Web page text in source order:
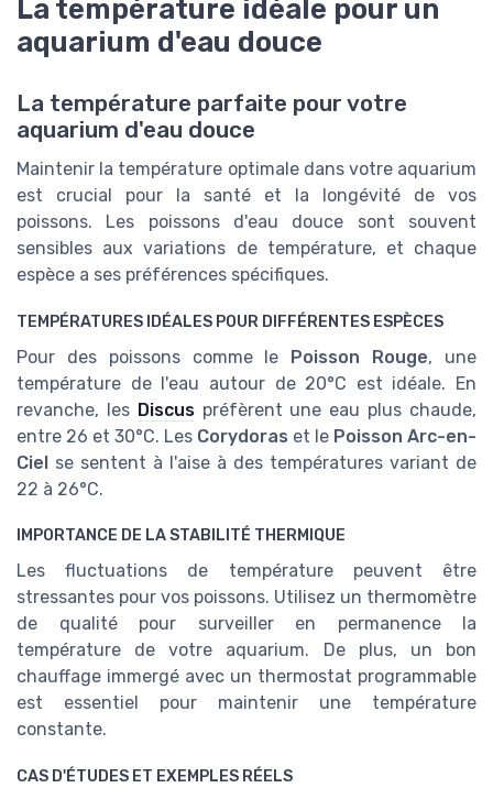
La température idéale pour un
aquarium d'eau douce
La température parfaite pour votre
aquarium d'eau douce
Maintenir la température optimale dans votre aquarium
est crucial pour la santé et la longévité de vos
poissons. Les poissons d'eau douce sont souvent
sensibles aux variations de température, et chaque
espèce a ses préférences spécifiques.
TEMPÉRATURES IDÉALES POUR DIFFÉRENTES ESPÈCES
Pour des poissons comme le Poisson Rouge, une
température de l'eau autour de 20°C est idéale. En
revanche, les Discuspréfèrent une eau plus chaude,
entre 26 et 30°C. Les Corydoras et le Poisson Arc-en-
Ciel se sentent à l'aise à des températures variant de
22 à 26°C.
IMPORTANCE DE LA STABILITÉ THERMIQUE
Les fluctuations de température peuvent être
stressantes pour vos poissons. Utilisez un thermomètre
de qualité pour surveiller en permanence la
température de votre aquarium. De plus, un bon
chauffage immergé avec un thermostat programmable
est essentiel pour maintenir une température
constante.
CAS D'ÉTUDES ET EXEMPLES RÉELS